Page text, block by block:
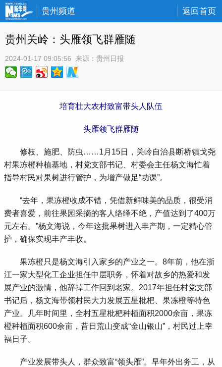
贵州频道 返回首页
贵州关岭：头雁领飞群雁随
2024-01-17 09:05:56 来源： 贵州日报
培育壮大农村致富带头人队伍
头雁领飞群雁随
修枝、施肥、防虫……1月15日，关岭自治县断桥镇戈尧
村果冻橙种植基地，村党支部书记、村委会主任杨文海忙着
指导村民对果树进行管护，为增产做足“功课”。
“去年，果冻橙收成不错，凭借新鲜味美的品质，很受消
费者喜爱，前往果园采摘的客人络绎不绝，产值达到了400万
元左右。”杨文海说，今年这批果树进入丰产期，一定精心管
护，确保实现丰产丰收。
果冻橙只是杨文海引入家乡的产业之一。8年前，他在浙
江一家大型化工企业担任中层职务，怀着对故乡的热爱和发
展产业的激情，他辞掉工作回到老家。2017年担任村党支部
书记后，杨文海带领村民大力发展五星枇杷、果冻橙等特色
产业。几年时间里，全村五星枇杷种植面积2000余亩，果冻
橙种植面积600余亩，昔日荒山变成“金山银山”，村民过上幸
福日子。
产业发展带头人，群众致富“领头雁”。早年外出务工，从